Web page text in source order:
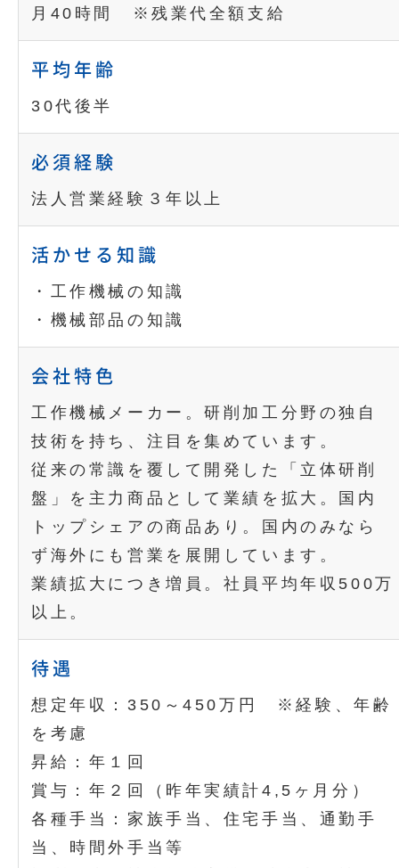
月40時間 ※残業代全額支給
平均年齢
30代後半
必須経験
法人営業経験３年以上
活かせる知識
・工作機械の知識
・機械部品の知識
会社特色
工作機械メーカー。研削加工分野の独自
技術を持ち、注目を集めています。
従来の常識を覆して開発した「立体研削
盤」を主力商品として業績を拡大。国内
トップシェアの商品あり。国内のみなら
ず海外にも営業を展開しています。
業績拡大につき増員。社員平均年収500万
以上。
待遇
想定年収：350～450万円 ※経験、年齢
を考慮
昇給：年１回
賞与：年２回（昨年実績計4,5ヶ月分）
各種手当：家族手当、住宅手当、通勤手
当、時間外手当等